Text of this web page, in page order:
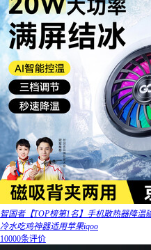
智国者【TOP榜第1名】手机散热器降
冷水吃鸡神器适用苹果iqoo
10000条评价